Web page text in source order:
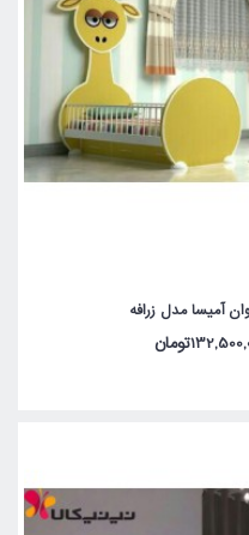
آمیسا مدل زرافه